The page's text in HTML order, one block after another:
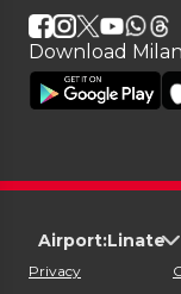
Download
Airport:Linate
Privacy